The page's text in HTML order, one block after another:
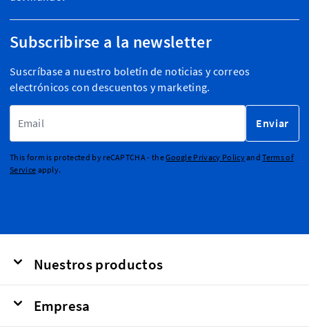
Subscribirse a la newsletter
Suscríbase a nuestro boletín de noticias y correos
electrónicos con descuentos y marketing.
Enviar
This form is protected by reCAPTCHA - theGoogle Privacy PolicyandTerms of
Service apply.
Nuestros productos
Empresa